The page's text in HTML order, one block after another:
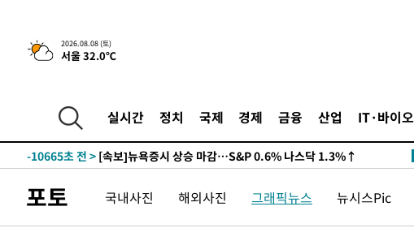
2026.08.08 (토)
서울 32.0℃
실시간 정치 국제 경제 금융 산업 IT·바이오
-10665초 전 >[속보]뉴욕증시 상승 마감…S&P 0.6% 나스닥 1.3%↑
-28918초 전 >
[속보]'압수수색·성접대 논란' 축구협회 "실망과 걱정 안겨드려 죄
-17539초 전 >
-10665초 전 > [속보]뉴욕증시 상승 마감…S&P 0.6% 나스닥 1.3%↑
-28918초 전 >
[속보]'압수수색·성접대 논란' 축구협회 "실망과 걱정 안겨드려 죄
-17539초 전 >'최고 37도' 폭염 지속…강원동해안 최대 150㎜ 비
포토 국내사진 해외사진 그래픽뉴스 뉴시스Pic